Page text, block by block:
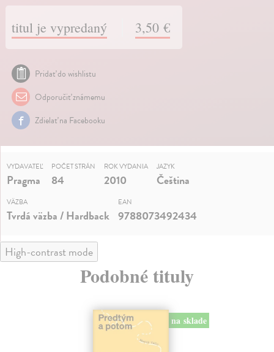
titul je vypredaný 3,50 €
Pridať do wishlistu
Odporučiť známemu
Zdielať na Facebooku
VYDAVATEĽ
Pragma
POČET STRÁN
84
ROK VYDANIA
2010
JAZYK
Čeština
VÄZBA
Tvrdá väzba / Hardback
EAN
9788073492434
High-contrast mode
Podobné tituly